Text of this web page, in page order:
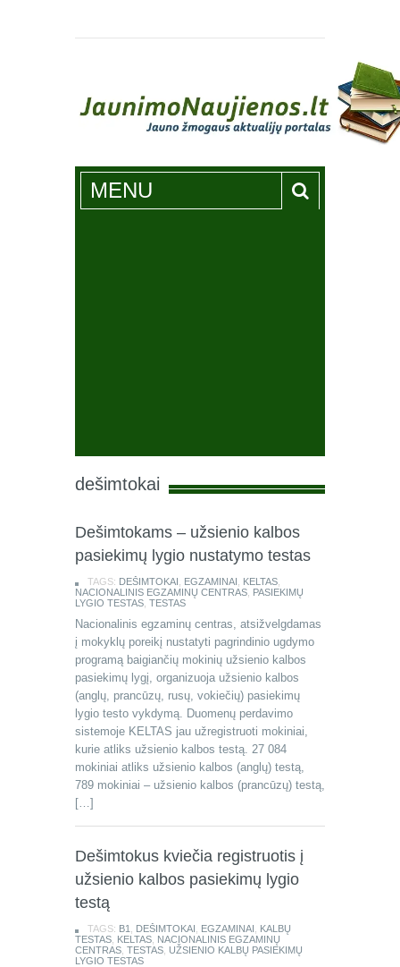
Jaunimonaujienos.lt
MENU
dešimtokai
Dešimtokams – užsienio kalbos
pasiekimų lygio nustatymo testas
TAGS: DEŠIMTOKAI EGZAMINAI KELTAS
NACIONALINIS EGZAMINŲ CENTRAS PASIEKIMŲ
LYGIO TESTAS TESTAS
Nacionalinis egzaminų centras, atsižvelgdamas
į mokyklų poreikį nustatyti pagrindinio ugdymo
programą baigiančių mokinių užsienio kalbos
pasiekimų lygį, organizuoja užsienio kalbos
(anglų, prancūzų, rusų, vokiečių) pasiekimų
lygio testo vykdymą. Duomenų perdavimo
sistemoje KELTAS jau užregistruoti mokiniai,
kurie atliks užsienio kalbos testą. 27 084
mokiniai atliks užsienio kalbos (anglų) testą,
789 mokiniai – užsienio kalbos (prancūzų) testą,
[…]
Dešimtokus kviečia registruotis į
užsienio kalbos pasiekimų lygio
testą
TAGS: B1 DEŠIMTOKAI EGZAMINAI
KALBŲ
TESTAS KELTAS NACIONALINIS EGZAMINŲ
CENTRAS TESTAS UŽSIENIO KALBŲ PASIEKIMŲ
LYGIO TESTAS